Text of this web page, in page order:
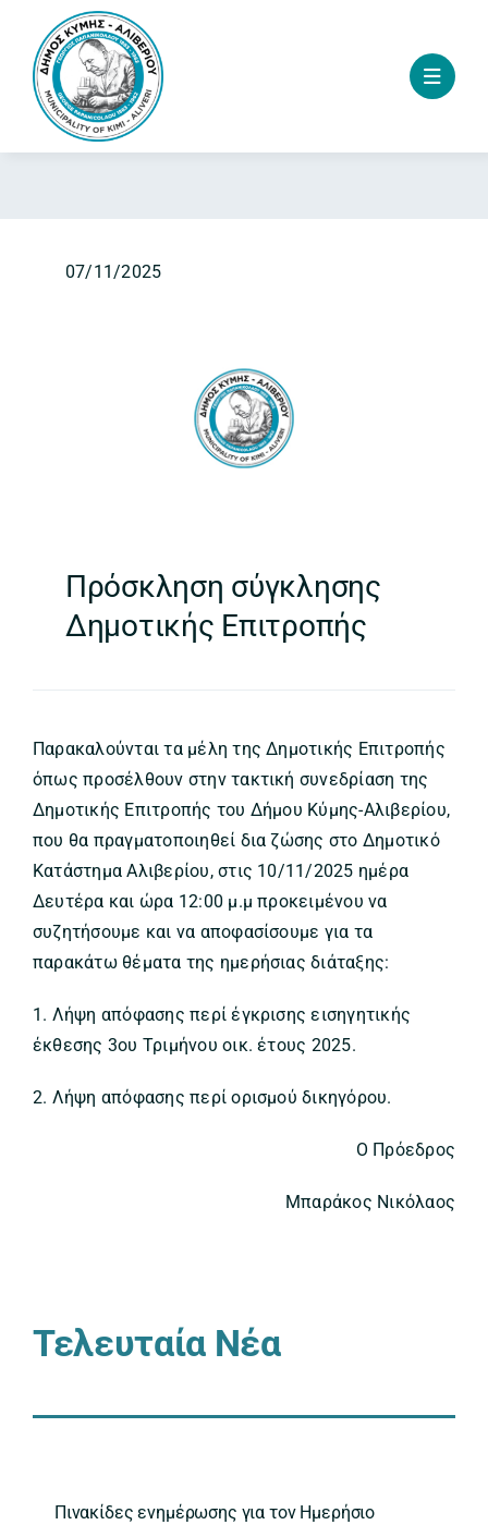
content
07/11/2025
Πρόσκληση σύγκλησης
Δημοτικής Επιτροπής
Παρακαλούνται τα μέλη της Δημοτικής Επιτροπής
όπως προσέλθουν στην τακτική συνεδρίαση της
Δημοτικής Επιτροπής του Δήμου Κύμης-Αλιβερίου,
που θα πραγματοποιηθεί δια ζώσης στο Δημοτικό
Κατάστημα Αλιβερίου, στις 10/11/2025 ημέρα
Δευτέρα και ώρα 12:00 μ.μ προκειμένου να
συζητήσουμε και να αποφασίσουμε για τα
παρακάτω θέματα της ημερήσιας διάταξης:
1. Λήψη απόφασης περί έγκρισης εισηγητικής
έκθεσης 3ου Τριμήνου οικ. έτους 2025.
2. Λήψη απόφασης περί ορισμού δικηγόρου.
Ο Πρόεδρος
Μπαράκος Νικόλαος
Τελευταία Νέα
Πινακίδες ενημέρωσης για τον Ημερήσιο